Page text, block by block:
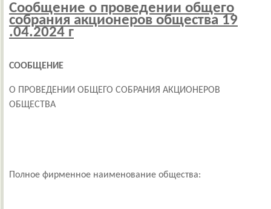
Сообщение о проведении общего
собрания акционеров общества 19
.04.2024 г
СООБЩЕНИЕ
О ПРОВЕДЕНИИ ОБЩЕГО СОБРАНИЯ АКЦИОНЕРОВ
ОБЩЕСТВА
Полное фирменное наименование общества: